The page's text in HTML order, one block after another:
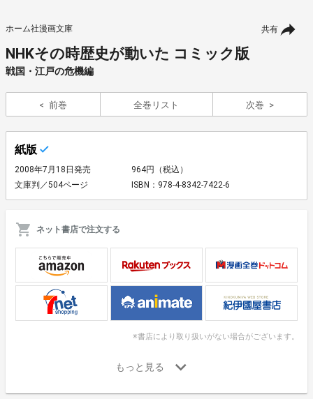
共有
ホーム社漫画文庫
NHKその時歴史が動いた コミック版
戦国・江戸の危機編
前巻 全巻リスト 次巻
紙版
2008年7月18日発売
964円（税込）
文庫判／504ページ
ISBN：978-4-8342-7422-6
ネット書店で注文する
※書店により取り扱いがない場合がございます。